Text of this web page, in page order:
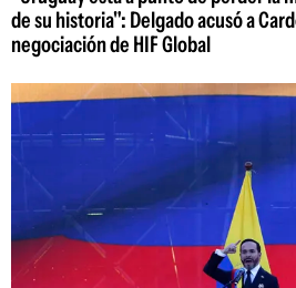
de su historia": Delgado acusó a
negociación de HIF Global